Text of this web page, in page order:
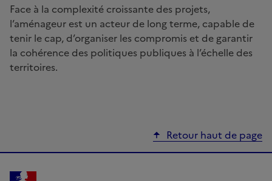
Face à la complexité croissante des projets,
l’aménageur est un acteur de long terme, capable de
tenir le cap, d’organiser les compromis et de garantir
la cohérence des politiques publiques à l’échelle des
territoires.
Retour haut de page